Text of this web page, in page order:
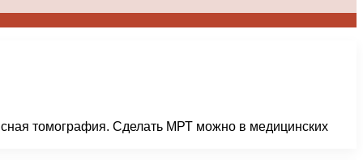
томография. Сделать МРТ можно в медицинских